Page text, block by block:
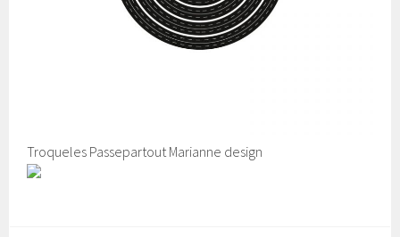
Troqueles Passepartout Marianne design